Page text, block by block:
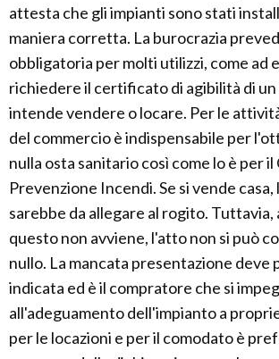
attesta che gli impianti sono stati
maniera corretta. La burocrazia
obbligatoria per molti utilizzi, come ad
richiedere il certificato di agibilità di un
intende vendere o locare. Per le
del commercio è indispensabile per
nulla osta sanitario così come lo è per
Prevenzione Incendi. Se si vende
sarebbe da allegare al rogito. Tuttavia,
questo non avviene, l'atto non si può
nullo. La mancata presentazione deve
indicata ed è il compratore che si
all'adeguamento dell'impianto a
per le locazioni e per il comodato è